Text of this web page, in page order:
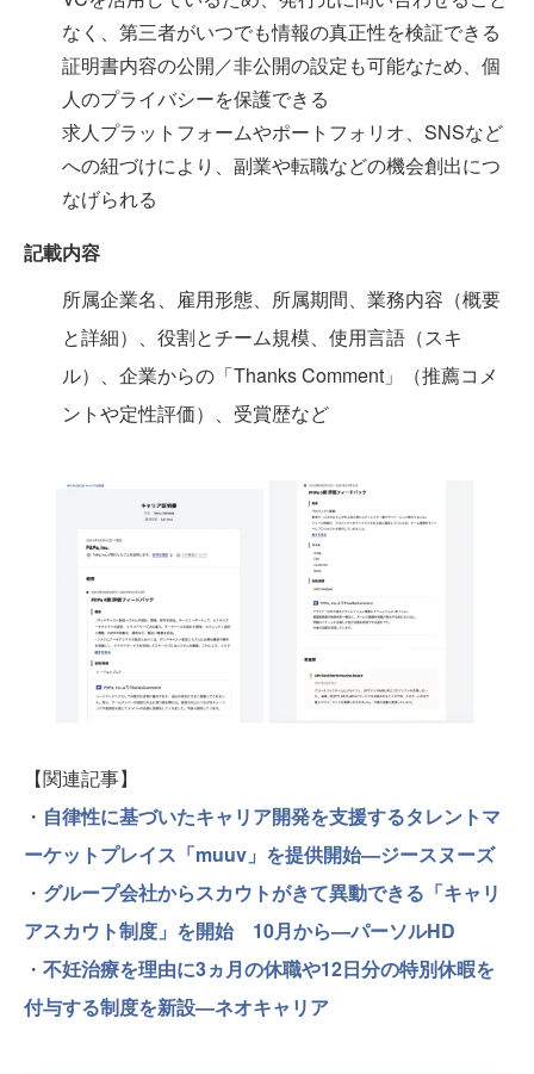
なく、第三者がいつでも情報の真正性を検証できる
証明書内容の公開／非公開の設定も可能なため、個
人のプライバシーを保護できる
求人プラットフォームやポートフォリオ、SNSなど
への紐づけにより、副業や転職などの機会創出につ
なげられる
記載内容
所属企業名、雇用形態、所属期間、業務内容（概要
と詳細）、役割とチーム規模、使用言語（スキ
ル）、企業からの「Thanks Comment」（推薦コメ
ントや定性評価）、受賞歴など
【関連記事】
・ 自律性に基づいたキャリア開発を支援するタレントマ
ーケットプレイス「muuv」を提供開始—ジースヌーズ
・ グループ会社からスカウトがきて異動できる「キャリ
アスカウト制度」を開始 10月から—パーソルHD
・ 不妊治療を理由に3ヵ月の休職や12日分の特別休暇を
付与する制度を新設—ネオキャリア